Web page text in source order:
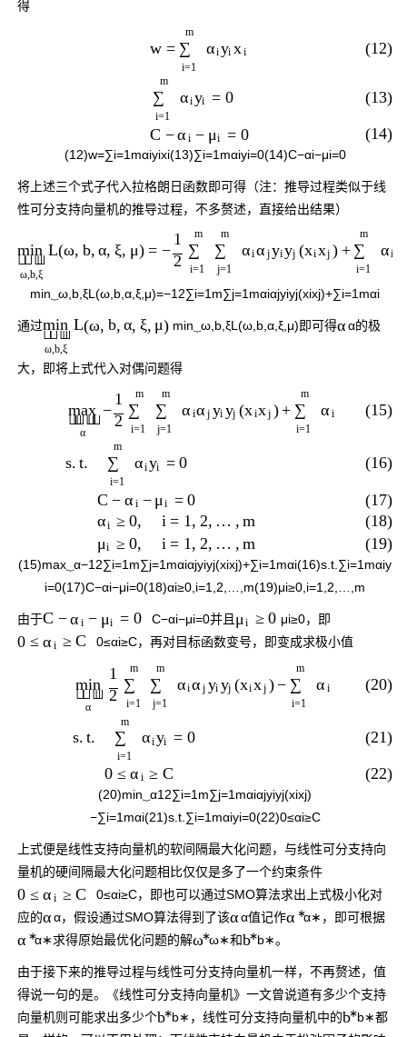
得
w = ∑
i=1
m
αiyi xi
∑
i=1
m
αiyi = 0
C −α i − μi = 0
(12)
(13)
(14)
(12)w=∑i=1 mαiyixi(13)∑i=1 mαiyi=0(14)C−αi−μi=0
将上述三个式子代入拉格朗日函数即可得（注：推导过程类似于线
性可分支持向量机的推导过程，不多赘述，直接给出结果）
min
 

ω, b, ξ
L(ω, b, α, ξ, μ) = −
1
2
∑
i=1
m
∑
j=1
m
αiα j yi yj (xixj ) + ∑
i=1
m
αi
min ω b ξL (ω b α ξ μ)=−1 2∑i=1 m∑j=1 mαiαjyiyj(xixj)+∑i=1 mαi
通过min
 

ω,b,ξ
L(ω, b, α, ξ, μ) min ω, b, ξL (ω, b, α, ξ, μ)即可得α α的极
大，即将上式代入对偶问题得
max
 

 
α
−
1
2
∑
i=1
m
∑
j=1
m
α iα j yi yj (xixj )+ ∑
i=1
m
α i
s. t. ∑
i=1
m
αiyi = 0
C − α i − μi = 0
αi ≥ 0, i = 1, 2, … , m
μi ≥ 0, i = 1 , 2, … , m
(15)
(16)
(17)
(18)
(19)
(15)max α−12∑i=1m∑j=1mαiαjyiyj(xixj)+∑i=1mαi(16)s.t.∑i=1mαiy
i=0(17)C−αi−μi=0(18)αi≥0,i=1,2,…,m(19)μi≥0,i=1,2,…,m
由于C −α i − μi = 0 C−αi−μi=0并且 μ i ≥ 0 μi≥0，即
0 ≤ α i ≥ C 0≤αi≥C，再对目标函数变号，即变成求极小值
min
 

α
1
2
∑
i=1
m
∑
j=1
m
αiα j yi yj (xixj )− ∑
i=1
m
α i
s. t. ∑
i=1
m
αiyi = 0
0 ≤ α i ≥ C
(20)
(21)
(22)
(20)min α12∑i=1m∑j=1mαiαjyiyj(xixj)
−∑i=1mαi(21)s.t.∑i=1mαiyi=0(22)0≤αi≥C
上式便是线性支持向量机的软间隔最大化问题，与线性可分支持向
量机的硬间隔最大化问题相比仅仅是多了一个约束条件
0 ≤ α i ≥ C 0≤αi≥C，即也可以通过SMO算法求出上式极小化对
应的αα，假设通过SMO算法得到了该αα值记作α ∗α∗ ，即可根据
α ∗α∗求得原始最优化问题的解ω∗ω∗和b∗b∗。
由于接下来的推导过程与线性可分支持向量机一样，不再赘述，值
得说一句的是。《线性可分支持向量机》一文曾说道有多少个支持
向量机则可能求出多少个b∗b∗ ，线性可分支持向量机中的b∗b∗都